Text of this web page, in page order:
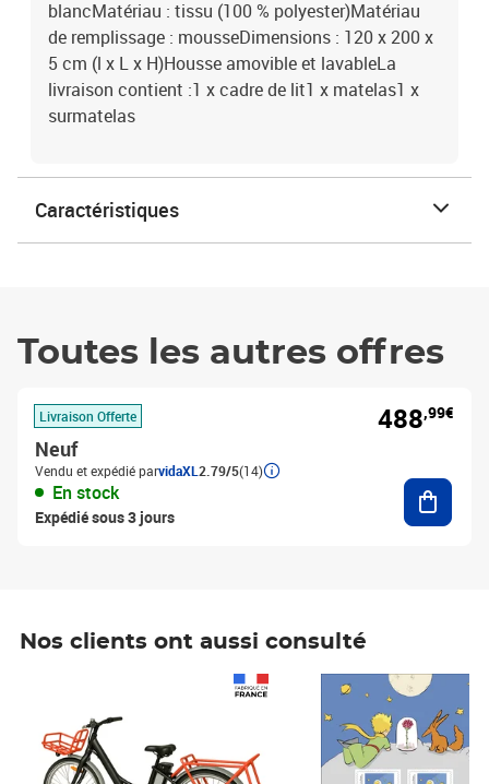
blancMatériau : tissu (100 % polyester)Matériau
de remplissage : mousseDimensions : 120 x 200 x
5 cm (l x L x H)Housse amovible et lavableLa
livraison contient :1 x cadre de lit1 x matelas1 x
surmatelas
Caractéristiques
Toutes les autres offres
Livraison Offerte
Neuf
Vendu et expédié parvidaXL 2.79/5(14)
En stock
Expédié sous 3 jours
488,99€
Nos clients ont aussi consulté
Prix 7,50€